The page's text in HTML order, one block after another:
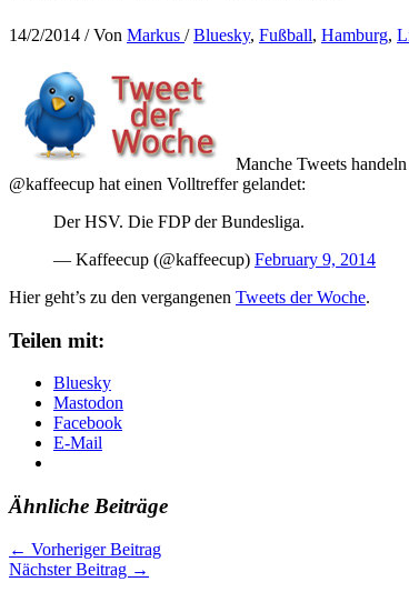
14/2/2014 / Von Markus /Bluesky, Fußball, Hamburg,
Manche Tweets
@kaffeecup hat einen Volltreffer gelandet:
Der HSV. Die FDP der Bundesliga.
— Kaffeecup (@kaffeecup) February 9, 2014
Hier geht’s zu den vergangenen Tweets der Woche.
Teilen mit:
Bluesky
Mastodon
Facebook
E-Mail
Ähnliche Beiträge
← Vorheriger Beitrag
Nächster Beitrag →